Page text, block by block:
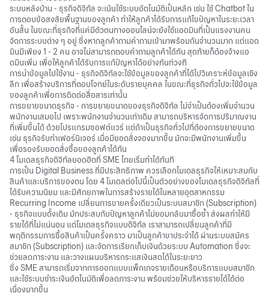
ระบบหลังบ้าน - ธุรกิจดิจิทัล จะเน้นใช้ระบบอัตโนมัติเป็นหลัก เช่น ใช้ Chatbot ใน
การตอบข้อสงสัยพื้นฐานของลูกค้า ทำให้ลูกค้าได้รับการแก้ไขปัญหาในระยะเวลา
อันสั้น ในขณะที่ธุรกิจที่แค่มีตัวตนทางออนไลน์จะยังใช้แอดมินที่เป็นแรงงานคน
จัดการระบบต่าง ๆ อยู่ ซึ่งหากลูกค้าถามคำถามเข้ามาพร้อมกันจำนวนมาก แต่แอด
มินมีเพียง 1 - 2 คน อาจไม่สามารถตอบคำถามลูกค้าได้ทัน สุดท้ายก็ต้องจ้างแอ
ดมินเพิ่ม เพื่อให้ลูกค้าได้รับการแก้ปัญหาได้อย่างทันท่วงที
การนำข้อมูลไปใช้งาน - ธุรกิจดิจิทัลจะใช้ข้อมูลของลูกค้าที่ได้ไปวิเคราะห์ข้อมูลเชิง
ลึก เพื่อสร้างบริการที่ตอบโจทย์ในระดับรายบุคคล ในขณะที่ธุรกิจทั่วไปจะใช้ข้อมูล
ของลูกค้าเพื่อการติดต่อสื่อสารเท่านั้น
การขยายขนาดธุรกิจ - การขยายขนาดของธุรกิจดิจิทัล ไม่จำเป็นต้องเพิ่มจำนวน
พนักงานเสมอไป เพราะพนักงานจำนวนเท่าเดิม สามารถบริหารจัดการปริมาณงาน
ที่เพิ่มขึ้นได้ ด้วยโปรแกรมซอฟต์แวร์ แต่ถ้าเป็นธุรกิจทั่วไปที่ต้องการขยายขนาด
เช่น ธุรกิจรับทำเฟอร์นิเจอร์ เมื่อมียอดสั่งจองมากขึ้น มักจะมีพนักงานเพิ่มขึ้น
เพื่อรองรับยอดสั่งซื้อของลูกค้าได้ทัน
4 โมเดลธุรกิจดิจิทัลยอดฮิตที่ SME ไทยเริ่มทำได้ทันที
การเป็น Digital Business ที่มีประสิทธิภาพ ควรเลือกโมเดลธุรกิจให้เหมาะสมกับ
สินค้าและบริการของตน โดย 4 โมเดลต่อไปนี้เป็นตัวอย่างของโมเดลธุรกิจดิจิทัลที่
ได้รับความนิยม และมีศักยภาพในการสร้างรายได้ในหลายอุตสาหกรรม
Recurring Income เปลี่ยนการขายครั้งเดียวเป็นระบบสมาชิก (Subscription)
- ธุรกิจแบบดั้งเดิม มักประสบกับปัญหาลูกค้าไม่ยอมกลับมาซื้อซ้ำ ส่งผลทำให้มี
รายได้ที่ไม่แน่นอน แต่โมเดลธุรกิจแบบดิจิทัล เราสามารถเปลี่ยนลูกค้าที่มี
พฤติกรรมการซื้อสินค้าเป็นครั้งคราว มาเป็นลูกค้าขาประจำได้ ผ่านระบบสมัคร
สมาชิก (Subscription) และจัดการเรียกเก็บเงินด้วยระบบ Automation ซึ่งจะ
ช่วยลดภาระงาน และวางแผนบริหารกระแสเงินสดได้ในระยะยาว
ซึ่ง SME สามารถเริ่มจากการออกแบบแพ็กเกจรายเดือนหรือบริการแบบสมาชิก
และใช้ระบบชำระเงินอัตโนมัติเพื่อลดภาระงาน พร้อมช่วยให้บริหารรายได้ได้ต่อ
เนื่องมากขึ้น